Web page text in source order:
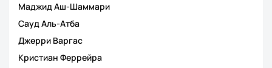
Маджид Aш-Шаммари
Сауд Аль-Атба
Джерри Варгас
Кристиан Феррейра